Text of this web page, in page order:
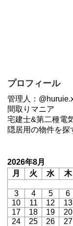
プロフィール
管理人：
間取りマニア
宅建士&第二種電
隠居用の物件を探
2026年8月
月
火 水 木
3
4 5 6
10
11 12 13
17
18 19 20
24
25 26 27